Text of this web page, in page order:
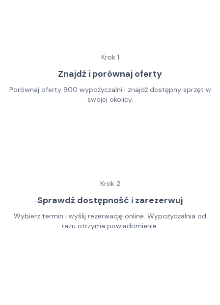
Krok 1
Znajdź i porównaj oferty
Porównaj oferty 900 wypożyczalni i znajdź dostępny sprzęt w
swojej okolicy.
Krok 2
Sprawdź dostępność i zarezerwuj
Wybierz termin i wyślij rezerwację online. Wypożyczalnia od
razu otrzyma powiadomienie.